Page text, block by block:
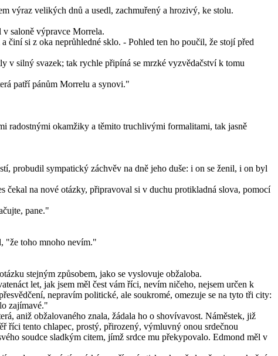
výraz velikých dnů a usedl, zachmuřený a hrozivý, ke stolu.
saloně výpravce Morrela.
činí si z oka neprůhledné sklo. - Pohled ten ho poučil, že stojí před
v silný svazek; tak rychle připíná se mrzké vyzvědačství k tomu
patří pánům Morrelu a synovi."
radostnými okamžiky a těmito truchlivými formalitami, tak jasně
probudil sympatický záchvěv na dně jeho duše: i on se ženil, i on byl
na nové otázky, připravoval si v duchu protikladná slova, pomocí
pane."
"že toho mnoho nevím."
stejným způsobem, jako se vyslovuje obžaloba.
let, jak jsem měl čest vám říci, nevím ničeho, nejsem určen k
nepravím politické, ale soukromé, omezuje se na tyto tři city:
zajímavé."
aniž obžalovaného znala, žádala ho o shovívavost. Náměstek, již
říci tento chlapec, prostý, přirozený, výmluvný onou srdečnou
soudce sladkým citem, jímž srdce mu překypovalo. Edmond měl v